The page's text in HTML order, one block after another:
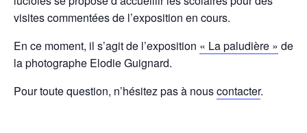
visites commentées de l’exposition en cours.
En ce moment, il s’agit de l’exposition « La paludière » de
la photographe Elodie Guignard.
Pour toute question, n’hésitez pas à nouscontacter.